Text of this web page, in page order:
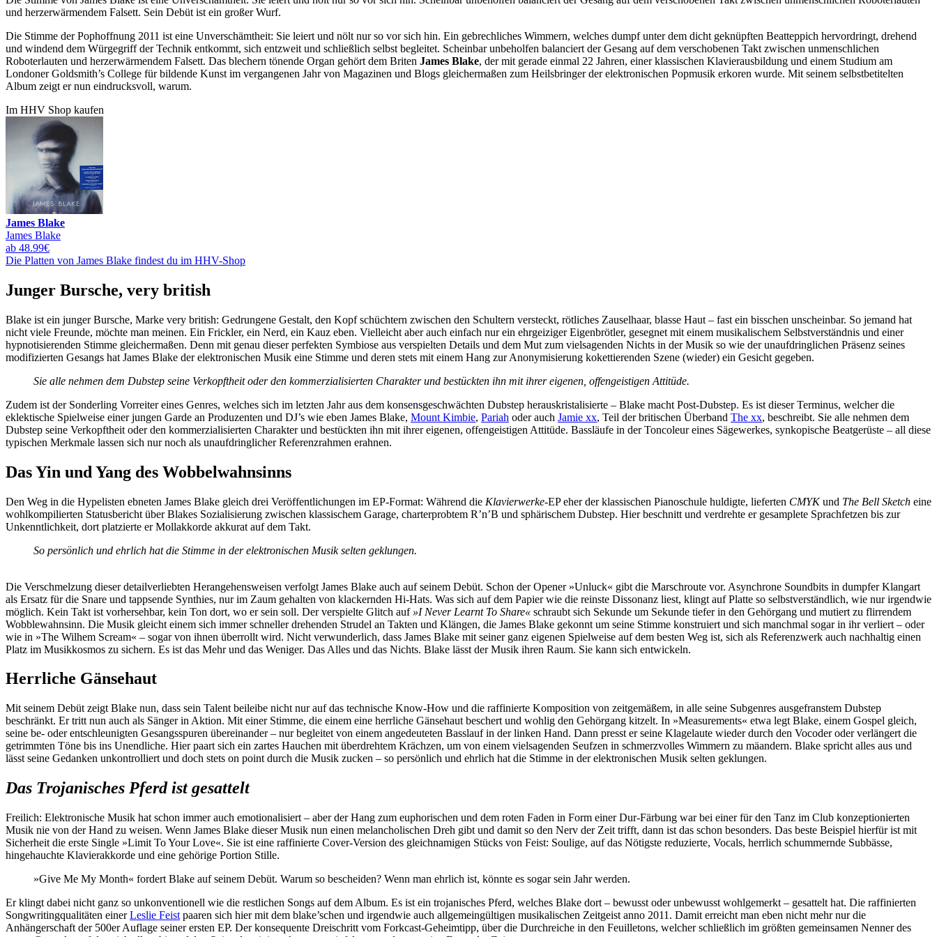
und herzerwärmendem Falsett. Sein Debüt ist ein großer Wurf.
Die Stimme der Pophoffnung 2011 ist eine Unverschämtheit: Sie leiert und nölt nur so vor sich hin. Ein gebrechliches Wimmern, welches dumpf unter dem dicht geknüpften Beatteppich hervordringt, drehend
und windend dem Würgegriff der Technik entkommt, sich entzweit und schließlich selbst begleitet. Scheinbar unbeholfen balanciert der Gesang auf dem verschobenen Takt zwischen unmenschlichen
Roboterlauten und herzerwärmendem Falsett. Das blechern tönende Organ gehört dem Briten James Blake, der mit gerade einmal 22 Jahren, einer klassischen Klavierausbildung und einem Studium am
Londoner Goldsmith’s College für bildende Kunst im vergangenen Jahr von Magazinen und Blogs gleichermaßen zum Heilsbringer der elektronischen Popmusik erkoren wurde. Mit seinem selbstbetitelten
Album zeigt er nun eindrucksvoll, warum.
Im HHV Shop kaufen
James Blake
James Blake
ab 48.99€
Die Platten von James Blake findest du im HHV-Shop
Junger Bursche, very british
Blake ist ein junger Bursche, Marke very british: Gedrungene Gestalt, den Kopf schüchtern zwischen den Schultern versteckt, rötliches Zauselhaar, blasse Haut – fast ein bisschen unscheinbar. So jemand hat
nicht viele Freunde, möchte man meinen. Ein Frickler, ein Nerd, ein Kauz eben. Vielleicht aber auch einfach nur ein ehrgeiziger Eigenbrötler, gesegnet mit einem musikalischem Selbstverständnis und einer
hypnotisierenden Stimme gleichermaßen. Denn mit genau dieser perfekten Symbiose aus verspielten Details und dem Mut zum vielsagenden Nichts in der Musik so wie der unaufdringlichen Präsenz seines
modifizierten Gesangs hat James Blake der elektronischen Musik eine Stimme und deren stets mit einem Hang zur Anonymisierung kokettierenden Szene (wieder) ein Gesicht gegeben.
Sie alle nehmen dem Dubstep seine Verkopftheit oder den kommerzialisierten Charakter und bestückten ihn mit ihrer eigenen, offengeistigen Attitüde.
Zudem ist der Sonderling Vorreiter eines Genres, welches sich im letzten Jahr aus dem konsensgeschwächten Dubstep herauskristalisierte – Blake macht Post-Dubstep. Es ist dieser Terminus, welcher die
eklektische Spielweise einer jungen Garde an Produzenten und DJ’s wie eben James Blake, Mount Kimbie, Pariah oder auch Jamie xx, Teil der britischen Überband The xx, beschreibt. Sie alle nehmen dem
Dubstep seine Verkopftheit oder den kommerzialisierten Charakter und bestückten ihn mit ihrer eigenen, offengeistigen Attitüde. Bassläufe in der Toncoleur eines Sägewerkes, synkopische Beatgerüste – all diese
typischen Merkmale lassen sich nur noch als unaufdringlicher Referenzrahmen erahnen.
Das Yin und Yang des Wobbelwahnsinns
Den Weg in die Hypelisten ebneten James Blake gleich drei Veröffentlichungen im EP-Format: Während die Klavierwerke-EP eher der klassischen Pianoschule huldigte, lieferten CMYKund The Bell Sketch eine
wohlkompilierten Statusbericht über Blakes Sozialisierung zwischen klassischem Garage, charterprobtem R’n’B und sphärischem Dubstep. Hier beschnitt und verdrehte er gesamplete Sprachfetzen bis zur
Unkenntlichkeit, dort platzierte er Mollakkorde akkurat auf dem Takt.
So persönlich und ehrlich hat die Stimme in der elektronischen Musik selten geklungen.
Die Verschmelzung dieser detailverliebten Herangehensweisen verfolgt James Blake auch auf seinem Debüt. Schon der Opener »Unluck« gibt die Marschroute vor. Asynchrone Soundbits in dumpfer Klangart
als Ersatz für die Snare und tappsende Synthies, nur im Zaum gehalten von klackernden Hi-Hats. Was sich auf dem Papier wie die reinste Dissonanz liest, klingt auf Platte so selbstverständlich, wie nur irgendwie
möglich. Kein Takt ist vorhersehbar, kein Ton dort, wo er sein soll. Der verspielte Glitch auf »I Never Learnt To Share« schraubt sich Sekunde um Sekunde tiefer in den Gehörgang und mutiert zu flirrendem
Wobblewahnsinn. Die Musik gleicht einem sich immer schneller drehenden Strudel an Takten und Klängen, die James Blake gekonnt um seine Stimme konstruiert und sich manchmal sogar in ihr verliert – oder
wie in »The Wilhem Scream« – sogar von ihnen überrollt wird. Nicht verwunderlich, dass James Blake mit seiner ganz eigenen Spielweise auf dem besten Weg ist, sich als Referenzwerk auch nachhaltig einen
Platz im Musikkosmos zu sichern. Es ist das Mehr und das Weniger. Das Alles und das Nichts. Blake lässt der Musik ihren Raum. Sie kann sich entwickeln.
Herrliche Gänsehaut
Mit seinem Debüt zeigt Blake nun, dass sein Talent beileibe nicht nur auf das technische Know-How und die raffinierte Komposition von zeitgemäßem, in alle seine Subgenres ausgefranstem Dubstep
beschränkt. Er tritt nun auch als Sänger in Aktion. Mit einer Stimme, die einem eine herrliche Gänsehaut beschert und wohlig den Gehörgang kitzelt. In »Measurements« etwa legt Blake, einem Gospel gleich,
seine be- oder entschleunigten Gesangsspuren übereinander – nur begleitet von einem angedeuteten Basslauf in der linken Hand. Dann presst er seine Klagelaute wieder durch den Vocoder oder verlängert die
getrimmten Töne bis ins Unendliche. Hier paart sich ein zartes Hauchen mit überdrehtem Krächzen, um von einem vielsagenden Seufzen in schmerzvolles Wimmern zu mäandern. Blake spricht alles aus und
lässt seine Gedanken unkontrolliert und doch stets on point durch die Musik zucken – so persönlich und ehrlich hat die Stimme in der elektronischen Musik selten geklungen.
Das Trojanisches Pferd ist gesattelt
Freilich: Elektronische Musik hat schon immer auch emotionalisiert – aber der Hang zum euphorischen und dem roten Faden in Form einer Dur-Färbung war bei einer für den Tanz im Club konzeptionierten
Musik nie von der Hand zu weisen. Wenn James Blake dieser Musik nun einen melancholischen Dreh gibt und damit so den Nerv der Zeit trifft, dann ist das schon besonders. Das beste Beispiel hierfür ist mit
Sicherheit die erste Single »Limit To Your Love«. Sie ist eine raffinierte Cover-Version des gleichnamigen Stücks von Feist: Soulige, auf das Nötigste reduzierte, Vocals, herrlich schummernde Subbässe,
hingehauchte Klavierakkorde und eine gehörige Portion Stille.
»Give Me My Month« fordert Blake auf seinem Debüt. Warum so bescheiden? Wenn man ehrlich ist, könnte es sogar sein Jahr werden.
Er klingt dabei nicht ganz so unkonventionell wie die restlichen Songs auf dem Album. Es ist ein trojanisches Pferd, welches Blake dort – bewusst oder unbewusst wohlgemerkt – gesattelt hat. Die raffinierten
Songwritingqualitäten einerLeslie Feist paaren sich hier mit dem blake’schen und irgendwie auch allgemeingültigen musikalischen Zeitgeist anno 2011. Damit erreicht man eben nicht mehr nur die
Anhängerschaft der 500er Auflage seiner ersten EP. Der konsequente Dreischritt vom Forkcast-Geheimtipp, über die Durchreiche in den Feuilletons, welcher schließlich im größten gemeinsamen Nenner des